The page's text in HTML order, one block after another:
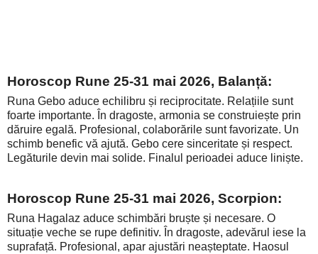
Horoscop Rune 25-31 mai 2026, Balanță:
Runa Gebo aduce echilibru și reciprocitate. Relațiile sunt
foarte importante. În dragoste, armonia se construiește prin
dăruire egală. Profesional, colaborările sunt favorizate. Un
schimb benefic vă ajută. Gebo cere sinceritate și respect.
Legăturile devin mai solide. Finalul perioadei aduce liniște.
Horoscop Rune 25-31 mai 2026, Scorpion:
Runa Hagalaz aduce schimbări bruște și necesare. O
situație veche se rupe definitiv. În dragoste, adevărul iese la
suprafață. Profesional, apar ajustări neașteptate. Haosul